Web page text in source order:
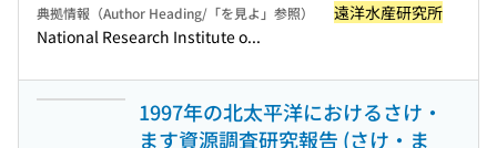
典拠情報（Author Heading/「を見よ」参照）
遠洋水産研究所
National Research Institute o...
1997年の北太平洋におけるさけ・
ます資源調査研究報告 (さけ・ま